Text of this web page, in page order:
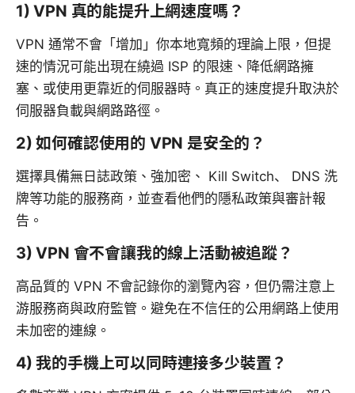
1) VPN 真的能提升上網速度嗎？
VPN 通常不會「增加」你本地寬頻的理論上限，但提
速的情況可能出現在繞過 ISP 的限速、降低網路擁
塞、或使用更靠近的伺服器時。真正的速度提升取決於
伺服器負載與網路路徑。
2) 如何確認使用的 VPN 是安全的？
選擇具備無日誌政策、強加密、 Kill Switch、 DNS 洗
牌等功能的服務商，並查看他們的隱私政策與審計報
告。
3) VPN 會不會讓我的線上活動被追蹤？
高品質的 VPN 不會記錄你的瀏覽內容，但仍需注意上
游服務商與政府監管。避免在不信任的公用網路上使用
未加密的連線。
4) 我的手機上可以同時連接多少裝置？